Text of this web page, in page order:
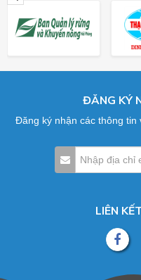
ĐĂNG KÝ
Đăng ký nhận các thông tin
LIÊN